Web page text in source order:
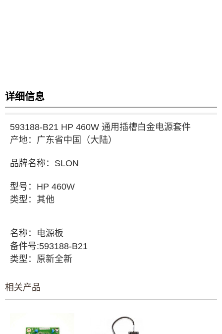
详细信息
593188-B21 HP 460W 通用插槽白金电源套件
产地： 广东省中国（大陆）
品牌名称 ： SLON
型号 ： HP 460W
类型：其他
名称 ：电源板
备件号:593188-B21
类型 ： 原新全新
相关产品